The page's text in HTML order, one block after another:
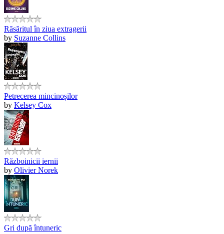
Răsăritul în ziua extragerii
by Suzanne Collins
Petrecerea mincinoșilor
by Kelsey Cox
Războinicii iernii
by Olivier Norek
Gri după întuneric